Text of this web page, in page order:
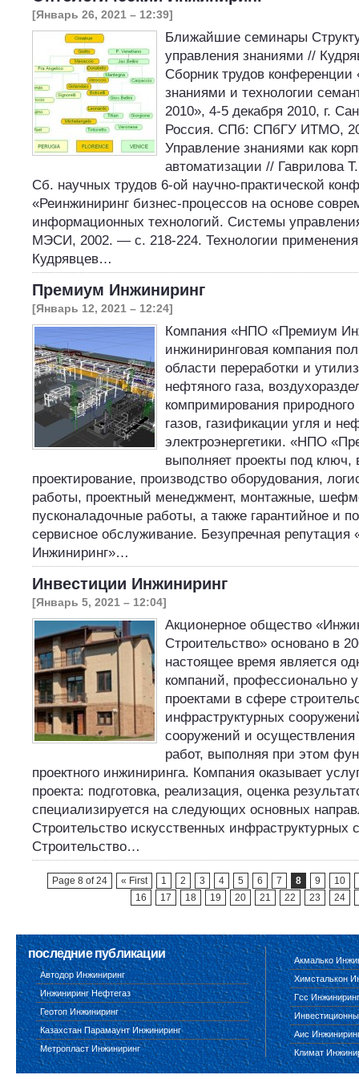
[Январь 26, 2021 – 12:39]
Ближайшие семинары
управления знаниями //
Сборник трудов конференции
знаниями и технологии
2010», 4-5 декабря 2010, г.
Россия. СПб: СПбГУ ИТМО,
Управление знаниями как
автоматизации // Гаврилова
Сб. научных трудов 6-ой научно-практической
«Реинжиниринг бизнес-процессов на основе
информационных технологий. Системы
МЭСИ, 2002. — с. 218-224. Технологии применения
Кудрявцев…
Премиум Инжиниринг
[Январь 12, 2021 – 12:24]
Компания «НПО «Премиум
инжиниринговая компания
области переработки и
нефтяного газа,
компримирования природного
газов, газификации угля и
электроэнергетики. «НПО
выполняет проекты под ключ,
проектирование, производство оборудования,
работы, проектный менеджмент, монтажные,
пусконаладочные работы, а также гарантийное и
сервисное обслуживание. Безупречная
Инжиниринг»…
Инвестиции Инжиниринг
[Январь 5, 2021 – 12:04]
Акционерное общество
Строительство» основано в
настоящее время является
компаний, профессионально
проектами в сфере
инфраструктурных
сооружений и осуществления
работ, выполняя при этом
проектного инжиниринга. Компания оказывает
проекта: подготовка, реализация, оценка
специализируется на следующих основных
Строительство искусственных инфраструктурных
Строительство…
Page 8 of 24 « First 1 2 3 4 5 6 7 8 9
10
16
17 18 19 20 21 22 23 24
последние публикации
Автодор Инжиниринг
Инжиниринг Нефтегаз
Геотоп Инжиниринг
Казахстан Парамаунт Инжиниринг
Метропласт Инжиниринг
Акмалько
Химсталькон
Гсс Инжиниринг
Аис
Климат